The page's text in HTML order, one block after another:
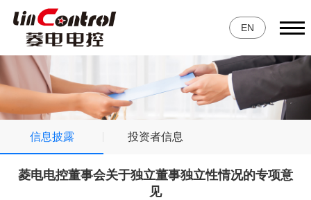
EN
信息披露 投资者信息
菱电电控董事会关于独立董事独立性情况的专项意
见